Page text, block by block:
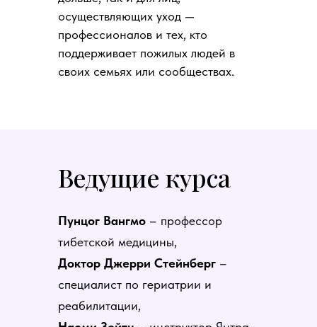
осуществляющих уход —
профессионалов и тех, кто
поддерживает пожилых людей в
своих семьях или сообществах.
Ведущие курса
Пунцог Вангмо – профессор
тибетской медицины,
Доктор Джерри Стейнберг –
специалист по гериатрии и
реабилитации,